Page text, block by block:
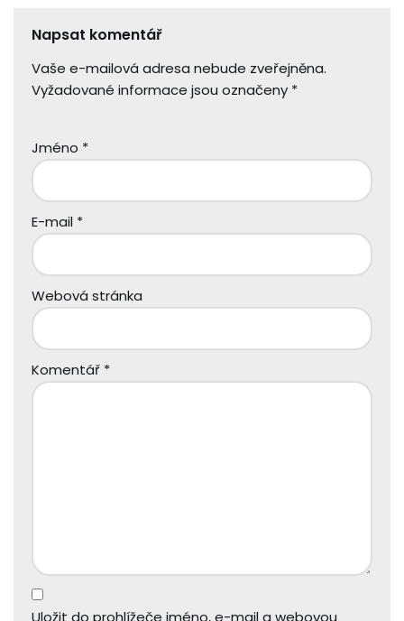
Napsat komentář
Vaše e-mailová adresa nebude zveřejněna.
Vyžadované informace jsou označeny *
Jméno *
E-mail *
Webová stránka
Komentář *
Uložit do prohlížeče jméno, e-mail a webovou